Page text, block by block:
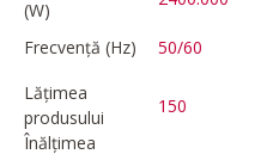
(W)
Frecvență (Hz)
50/60
Lățimea
produsului
150
Înălțimea